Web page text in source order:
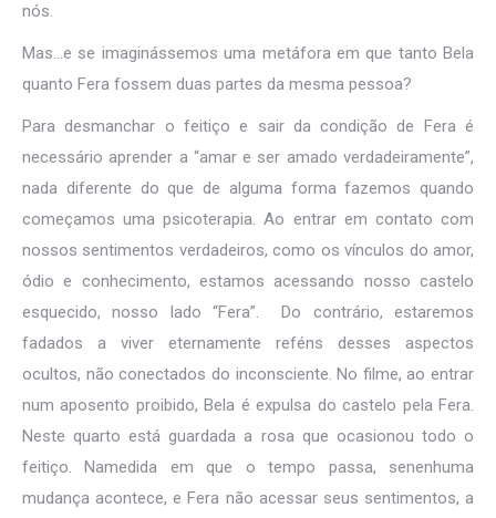
nós.
Mas…e se imaginássemos uma metáfora em que tanto Bela
quanto Fera fossem duas partes da mesma pessoa?
Para desmanchar o feitiço e sair da condição de Fera é
necessário aprender a “amar e ser amado verdadeiramente”,
nada diferente do que de alguma forma fazemos quando
começamos uma psicoterapia. Ao entrar em contato com
nossos sentimentos verdadeiros, como os vínculos do amor,
ódio e conhecimento, estamos acessando nosso castelo
esquecido, nosso lado “Fera”. Do contrário, estaremos
fadados a viver eternamente reféns desses aspectos
ocultos, não conectados do inconsciente. No filme, ao entrar
num aposento proibido, Bela é expulsa do castelo pela Fera.
Neste quarto está guardada a rosa que ocasionou todo o
feitiço. Namedida em que o tempo passa, senenhuma
mudança acontece, e Fera não acessar seus sentimentos, a